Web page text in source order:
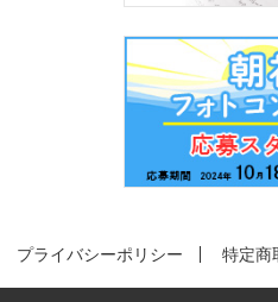
プライバシーポリシー 特定商